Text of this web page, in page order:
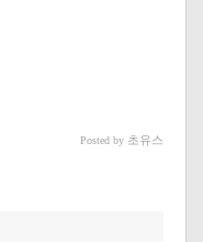
Posted by 초유스